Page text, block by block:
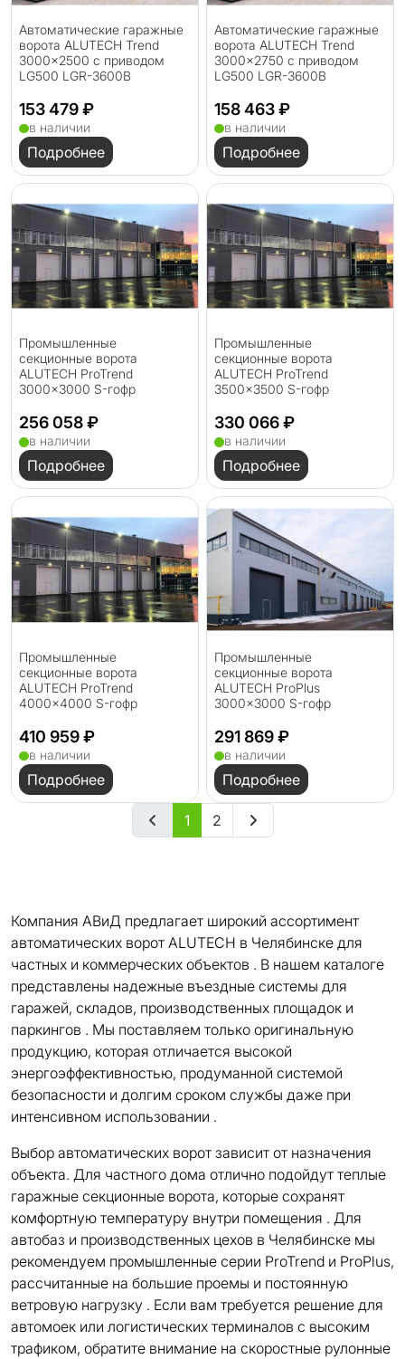
Автоматические гаражные
ворота ALUTECH Trend
3000×2500 с приводом
LG500 LGR-3600B
153 479 ₽
в наличии
Подробнее
Автоматические гаражные
ворота ALUTECH Trend
3000×2750 с приводом
LG500 LGR-3600B
158 463 ₽
в наличии
Подробнее
Промышленные
секционные ворота
ALUTECH ProTrend
3000×3000 S-гофр
256 058 ₽
в наличии
Подробнее
Промышленные
секционные ворота
ALUTECH ProTrend
3500×3500 S-гофр
330 066 ₽
в наличии
Подробнее
Промышленные
секционные ворота
ALUTECH ProTrend
4000×4000 S-гофр
410 959 ₽
в наличии
Подробнее
Промышленные
секционные ворота
ALUTECH ProPlus
3000×3000 S-гофр
291 869 ₽
в наличии
Подробнее
1 2
Компания АВиД предлагает широкий ассортимент
автоматических ворот ALUTECH в Челябинске для
частных и коммерческих объектов . В нашем каталоге
представлены надежные въездные системы для
гаражей, складов, производственных площадок и
паркингов . Мы поставляем только оригинальную
продукцию, которая отличается высокой
энергоэффективностью, продуманной системой
безопасности и долгим сроком службы даже при
интенсивном использовании .
Выбор автоматических ворот зависит от назначения
объекта. Для частного дома отлично подойдут теплые
гаражные секционные ворота, которые сохранят
комфортную температуру внутри помещения . Для
автобаз и производственных цехов в Челябинске мы
рекомендуем промышленные серии ProTrend и ProPlus,
рассчитанные на большие проемы и постоянную
ветровую нагрузку . Если вам требуется решение для
автомоек или логистических терминалов с высоким
трафиком, обратите внимание на скоростные рулонные